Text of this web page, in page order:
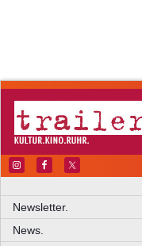
Newsletter.
News.